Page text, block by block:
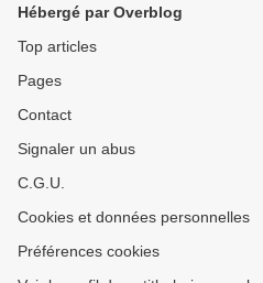
Hébergé par Overblog
Top articles
Pages
Contact
Signaler un abus
C.G.U.
Cookies et données personnelles
Préférences cookies